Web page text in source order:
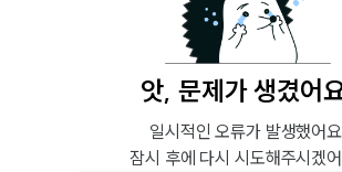
앗, 문제가 생겼어
일시적인 오류가 발생했어
잠시 후에 다시 시도해주시겠